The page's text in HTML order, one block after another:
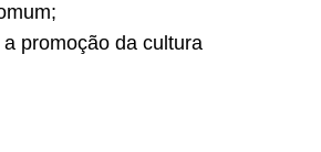
promoção da cultura